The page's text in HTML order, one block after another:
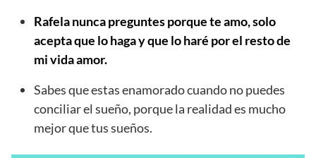
Rafela nunca preguntes porque te amo, solo
acepta que lo haga y que lo haré por el resto de
mi vida amor.
Sabes que estas enamorado cuando no puedes
conciliar el sueño, porque la realidad es mucho
mejor que tus sueños.